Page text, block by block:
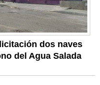
dos naves
del Agua Salada